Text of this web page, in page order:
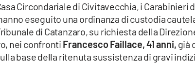
Circondariale di Civitavecchia, i Carabinieri
eseguito una ordinanza di custodia
di Catanzaro, su richiesta della
nei confronti Francesco Faillace, 41 anni, già
base della ritenuta sussistenza di gravi